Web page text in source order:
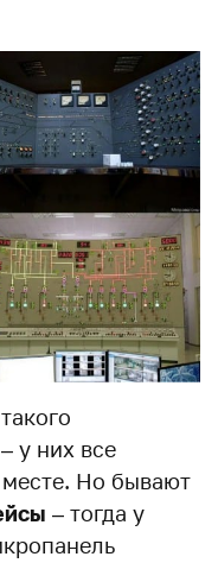
– у них все
Но бывают
– тогда у